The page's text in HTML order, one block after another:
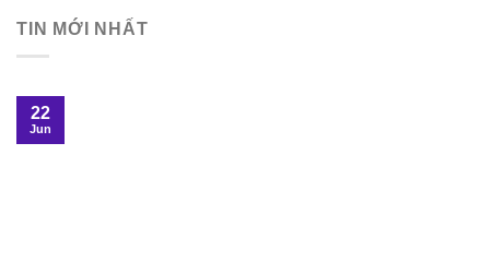
TIN MỚI NHẤT
22
Jun